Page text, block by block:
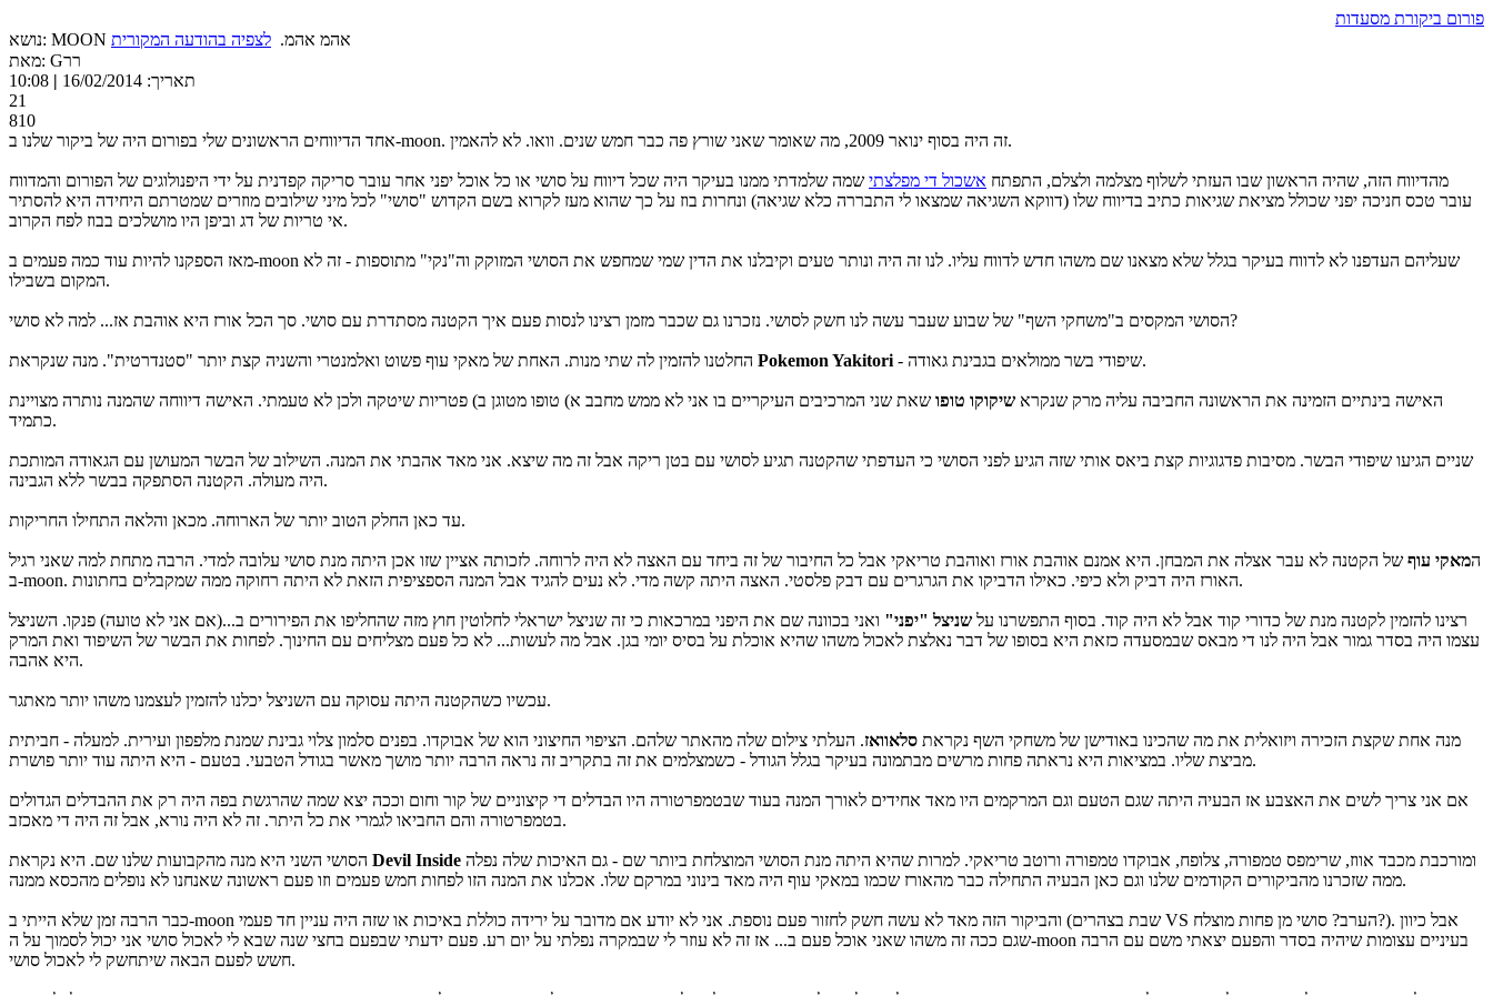
פורום ביקורת מסעדות
נושא: MOON אהמ אהמ. לצפיה בהודעה המקורית
מאת: Gרר
תאריך: 16/02/2014
|
21
810
אחד הדיווחים הראשונים שלי בפורום היה של ביקור שלנו ב-moon. זה היה בסוף ינואר 2009, מה שאומר שאני שורץ פה כבר חמש שנים. וואו. לא להאמין.
מהדיווח הזה, שהיה הראשון שבו העזתי לשלוף מצלמה ולצלם, התפתח אשכול די מפלצתי שמה שלמדתי ממנו בעיקר היה שכל דיווח על סושי או כל אוכל יפני אחר עובר סריקה קפדנית על ידי היפנולוגים של הפורום והמדווח
עובר טכס חניכה יפני שכולל מציאת שגיאות כתיב בדיווח שלו (דווקא השגיאה שמצאו לי התבררה כלא שגיאה) ונחרות בוז על כך שהוא מעז לקרוא בשם הקדוש "סושי" לכל מיני שילובים מוזרים שמטרתם היחידה היא להסתיר
אי טריות של דג וביפן היו מושלכים בבוז לפח הקרוב.
מאז הספקנו להיות עוד כמה פעמים ב-moon שעליהם העדפנו לא לדווח בעיקר בגלל שלא מצאנו שם משהו חדש לדווח עליו. לנו זה היה ונותר טעים וקיבלנו את הדין שמי שמחפש את הסושי המזוקק וה"נקי" מתוספות - זה לא
המקום בשבילו.
הסושי המקסים ב"משחקי השף" של שבוע שעבר עשה לנו חשק לסושי. נזכרנו גם שכבר מזמן רצינו לנסות פעם איך הקטנה מסתדרת עם סושי. סך הכל אורז היא אוהבת אז... למה לא סושי?
Pokemon Yakitori - שיפודי בשר ממולאים בגבינת גאודה.
האישה בינתיים הזמינה את הראשונה החביבה עליה מרק שנקרא שיקוקו טופו שאת שני המרכיבים העיקריים בו אני לא ממש מחבב א) טופו מטוגן ב) פטריות שיטקה ולכן לא טעמתי. האישה דיווחה שהמנה נותרה מצויינת
כתמיד.
שניים הגיעו שיפודי הבשר. מסיבות פדגוגיות קצת ביאס אותי שזה הגיע לפני הסושי כי העדפתי שהקטנה תגיע לסושי עם בטן ריקה אבל זה מה שיצא. אני מאד אהבתי את המנה. השילוב של הבשר המעושן עם הגאודה המותכת
היה מעולה. הקטנה הסתפקה בבשר ללא הגבינה.
עד כאן החלק הטוב יותר של הארוחה. מכאן והלאה התחילו החריקות.
המאקי עוף של הקטנה לא עבר אצלה את המבחן. היא אמנם אוהבת אורז ואוהבת טריאקי אבל כל החיבור של זה ביחד עם האצה לא היה לרוחה. לזכותה אציין שזו אכן היתה מנת סושי עלובה למדי. הרבה מתחת למה שאני רגיל
ב-moon. האורז היה דביק ולא כיפי. כאילו הדביקו את הגרגרים עם דבק פלסטי. האצה היתה קשה מדי. לא נעים להגיד אבל המנה הספציפית הזאת לא היתה רחוקה ממה שמקבלים בחתונות.
רצינו להזמין לקטנה מנת של כדורי קוד אבל לא היה קוד. בסוף התפשרנו על שניצל "יפני" ואני בכוונה שם את היפני במרכאות כי זה שניצל ישראלי לחלוטין חוץ מזה שהחליפו את הפירורים ב...(אם אני לא טועה) פנקו. השניצל
עצמו היה בסדר גמור אבל היה לנו די מבאס שבמסעדה כזאת היא בסופו של דבר נאלצת לאכול משהו שהיא אוכלת על בסיס יומי בגן. אבל מה לעשות... לא כל פעם מצליחים עם החינוך. לפחות את הבשר של השיפוד ואת המרק
היא אהבה.
עכשיו כשהקטנה היתה עסוקה עם השניצל יכלנו להזמין לעצמנו משהו יותר מאתגר.
מנה אחת שקצת הזכירה ויזואלית את מה שהכינו באודישן של משחקי השף נקראת סלאוואז. העלתי צילום שלה מהאתר שלהם. הציפוי החיצוני הוא של אבוקדו. בפנים סלמון צלוי גבינת שמנת מלפפון ועירית. למעלה - חביתית
מביצת שליו. במציאות היא נראתה פחות מרשים מבתמונה בעיקר בגלל הגודל - כשמצלמים את זה בתקריב זה נראה הרבה יותר מושך מאשר בגודל הטבעי. בטעם - היא היתה עוד יותר פושרת.
אם אני צריך לשים את האצבע אז הבעיה היתה שגם הטעם וגם המרקמים היו מאד אחידים לאורך המנה בעוד שבטמפרטורה היו הבדלים די קיצוניים של קור וחום וככה יצא שמה שהרגשת בפה היה רק את ההבדלים הגדולים
בטמפרטורה והם החביאו לגמרי את כל היתר. זה לא היה נורא, אבל זה היה די מאכזב.
Devil Inside
ממה שזכרנו מהביקורים הקודמים שלנו וגם כאן הבעיה התחילה כבר מהאורז שכמו במאקי עוף היה מאד בינוני במרקם שלו. אכלנו את המנה הזו לפחות חמש פעמים וזו פעם ראשונה שאנחנו לא נופלים מהכסא ממנה.
כבר הרבה זמן שלא הייתי ב-moon והביקור הזה מאד לא עשה חשק לחזור פעם נוספת. אני לא יודע אם מדובר על ירידה כוללת באיכות או שזה היה עניין חד פעמי (שבת בצהרים VS הערב? סושי מן פחות מוצלח?). אבל כיוון
שגם ככה זה משהו שאני אוכל פעם ב... אז זה לא עוזר לי שבמקרה נפלתי על יום רע. פעם ידעתי שבפעם בחצי שנה שבא לי לאכול סושי אני יכול לסמוך על ה-moon בעיניים עצומות שיהיה בסדר והפעם יצאתי משם עם הרבה
חשש לפעם הבאה שיתחשק לי לאכול סושי.